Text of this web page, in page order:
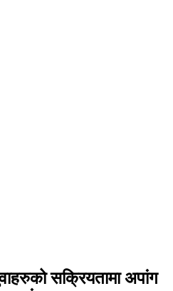
सक्रियतामा अपांग